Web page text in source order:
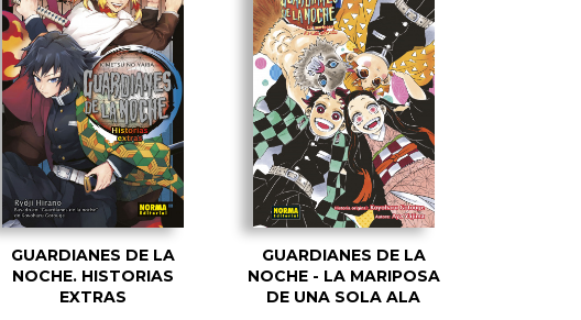
GUARDIANES DE LA
NOCHE. HISTORIAS
EXTRAS
GUARDIANES DE LA
NOCHE - LA MARIPOSA
DE UNA SOLA ALA